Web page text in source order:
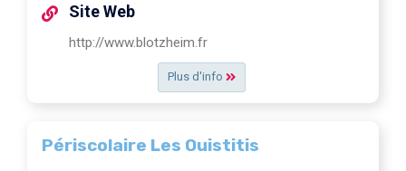
Plus d'info
Site Web
http://www.blotzheim.fr
Périscolaire Les Ouistitis